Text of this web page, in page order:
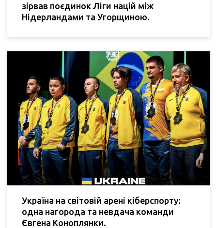
зірвав поєдинок Ліги націй між
Нідерландами та Угорщиною.
Україна на світовій арені кіберспорту:
одна нагорода та невдача команди
Євгена Коноплянки.